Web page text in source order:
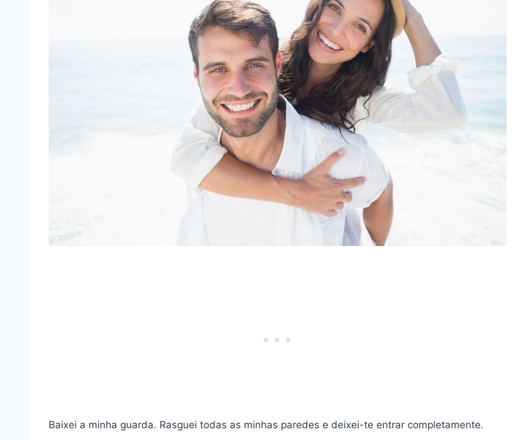
Baixei a minha guarda. Rasguei todas as minhas paredes e deixei-te entrar completamente.